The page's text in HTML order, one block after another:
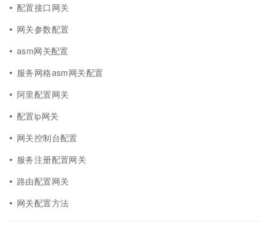
配置接口网关
网关参数配置
asm网关配置
服务网格asm网关配置
阿里配置网关
配置ip网关
网关控制台配置
服务注册配置网关
路由配置网关
网关配置方法